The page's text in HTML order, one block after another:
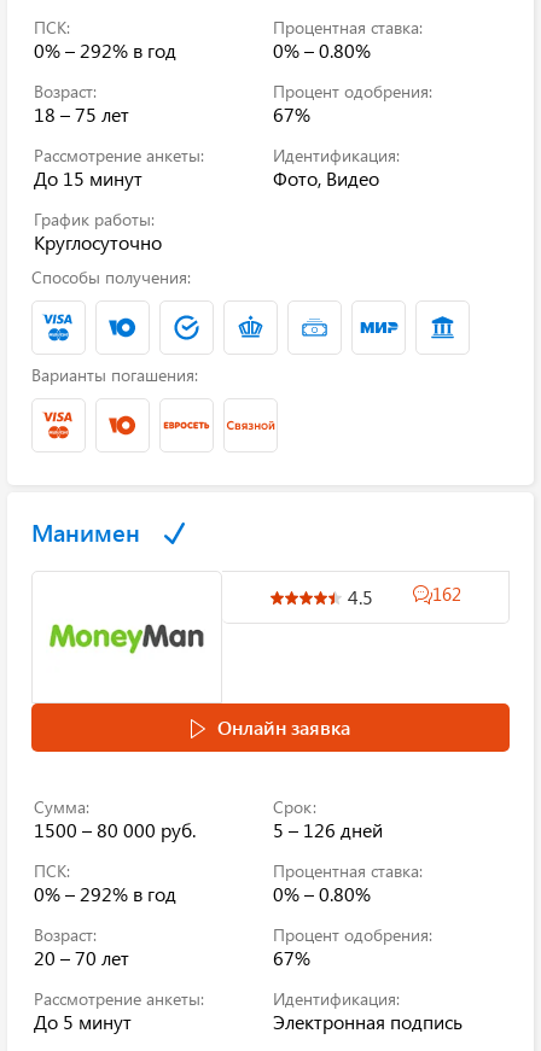
ПСК:
0% – 292% в год
Процентная ставка:
0% – 0.80%
Возраст:
18 – 75 лет
Процент одобрения:
67%
Рассмотрение анкеты:
До 15 минут
Идентификация:
Фото, Видео
График работы:
Круглосуточно
Способы получения:
Варианты погашения:
Манимен
4.5 162
Онлайн заявка
Сумма:
1500 – 80 000 руб.
Срок:
5 – 126 дней
ПСК:
0% – 292% в год
Процентная ставка:
0% – 0.80%
Возраст:
20 – 70 лет
Процент одобрения:
67%
Рассмотрение анкеты:
До 5 минут
Идентификация:
Электронная подпись